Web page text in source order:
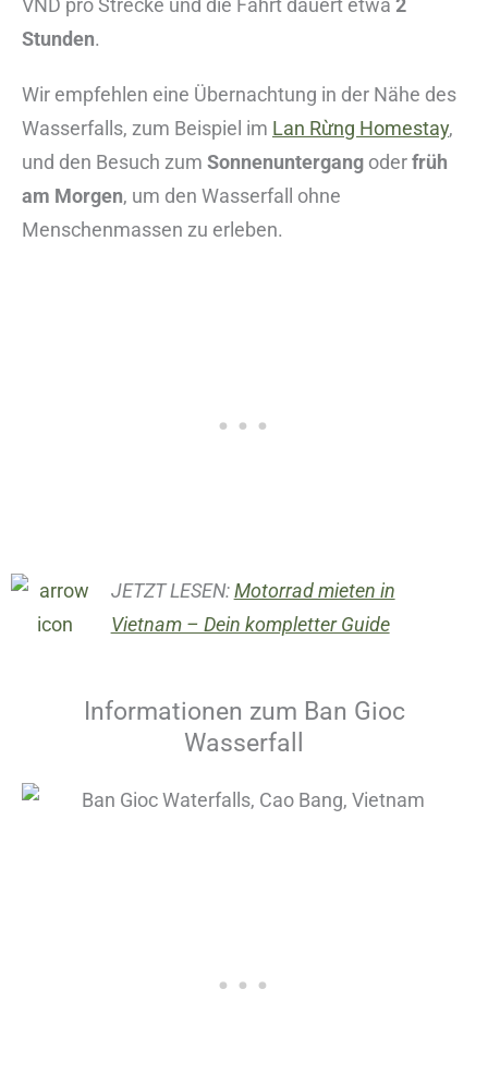
VND pro Strecke und die Fahrt dauert etwa 2
Stunden.
Wir empfehlen eine Übernachtung in der Nähe des
Wasserfalls, zum Beispiel im Lan Rừng Homestay,
und den Besuch zum Sonnenuntergang oderfrüh
am Morgen, um den Wasserfall ohne
Menschenmassen zu erleben.
JETZT LESEN:Motorrad mieten in
Vietnam – Dein kompletter Guide
Informationen zum Ban Gioc
Wasserfall